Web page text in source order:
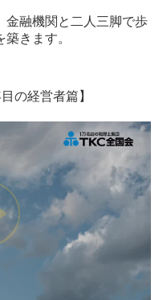
金融機関と二人三脚で歩
きます。
の経営者篇】